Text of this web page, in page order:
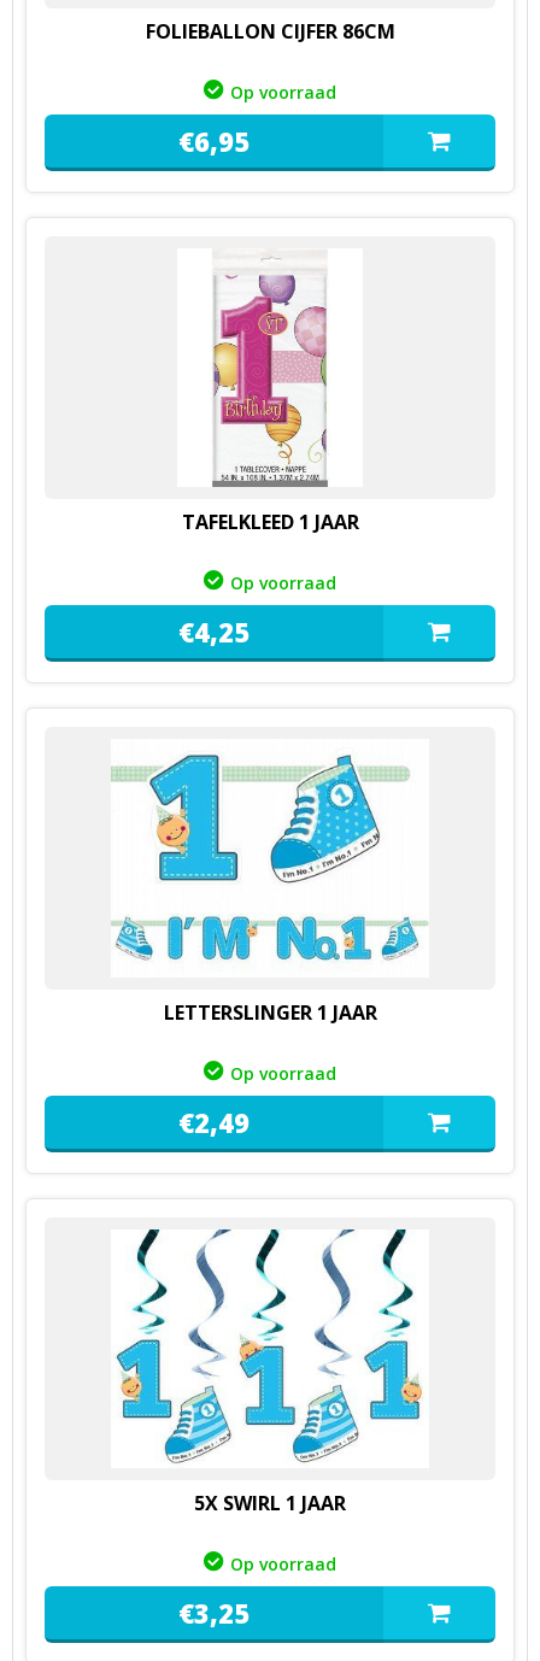
FOLIEBALLON CIJFER 86CM
Op voorraad
€6,95
TAFELKLEED 1 JAAR
Op voorraad
€4,25
LETTERSLINGER 1 JAAR
Op voorraad
€2,49
5X SWIRL 1 JAAR
Op voorraad
€3,25